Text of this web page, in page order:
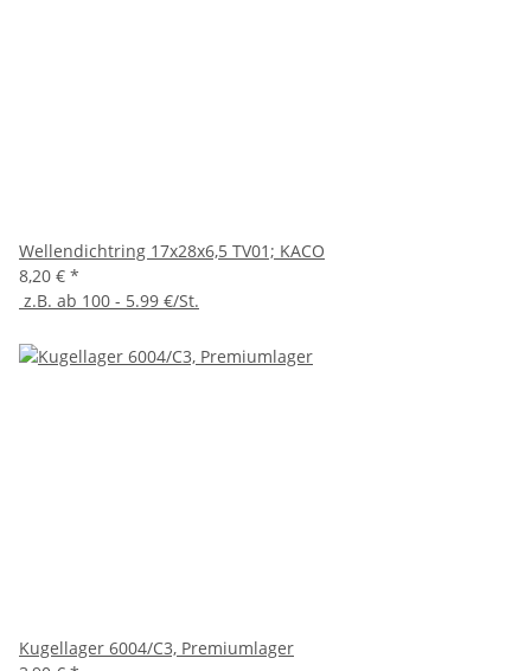
Wellendichtring 17x28x6,5 TV01; KACO
8,20 € *
z.B. ab 100 - 5.99 €/St.
Kugellager 6004/C3, Premiumlager